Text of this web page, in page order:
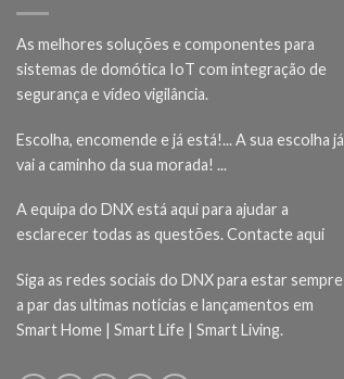
As melhores soluções e componentes para
sistemas de domótica IoT com integração de
segurança e vídeo vigilância.
Escolha, encomende e já está!... A sua escolha já
vai a caminho da sua morada! ...
A equipa do DNX está aqui para ajudar a
esclarecer todas as questões.Contacte aqui
Siga as redes sociais do DNX para estar sempre
a par das ultimas noticias e lançamentos em
Smart Home | Smart Life | Smart Living.